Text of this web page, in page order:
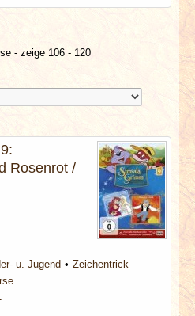
- zeige 106 - 120
Rosenrot /
u. Jugend
Zeichentrick